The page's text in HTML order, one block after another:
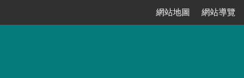
網站地圖 網站導覽